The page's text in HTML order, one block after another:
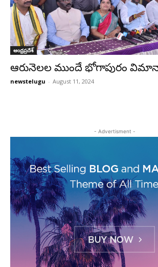
ఆంధ్రప్రదేశ్‌
ఆరునెలల ముందే భోగాపురం
newstelugu - August 11, 2024
- Advertisment -